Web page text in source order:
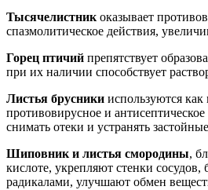
Тысячелистник оказывает
спазмолитическое действия,
Горец птичий препятствует
при их наличии способствует
Листья брусники используются как
противовирусное и антисептическое
снимать отеки и устранять
Шиповник и листья смородины,
кислоте, укрепляют стенки
радикалами, улучшают обмен